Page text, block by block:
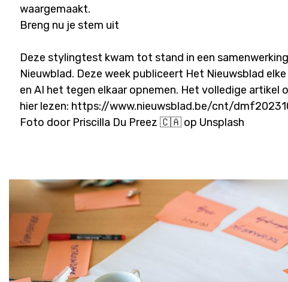
waargemaakt.
Breng nu je stem uit
Deze stylingtest kwam tot stand in een
Nieuwblad. Deze week publiceert Het Nieuwsblad
en AI het tegen elkaar opnemen. Het volledige artikel
hier lezen: https://www.nieuwsblad.be/cnt/
Foto door Priscilla Du Preez 🇨🇦 op Unsplash